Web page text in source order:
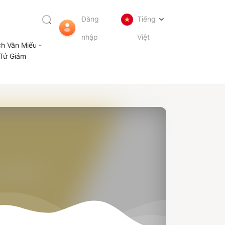
Văn Miếu -
Giám
Đăng
nhập
Tiếng
Việt